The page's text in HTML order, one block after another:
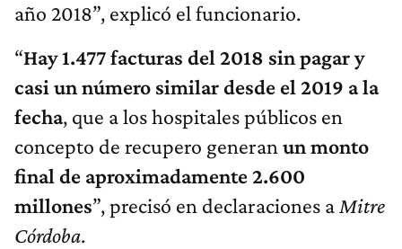
año 2018”, explicó el funcionario.
“Hay 1.477 facturas del 2018 sin pagar y
casi un número similar desde el 2019 ala
fecha, que a los hospitales públicos en
concepto de recupero generan un monto
final de aproximadamente 2.600
millones”, precisó en declaraciones a Mitre
Córdoba.